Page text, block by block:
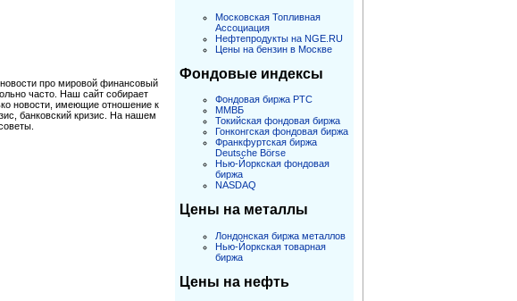
про мировой финансовый
часто. Наш сайт собирает
новости, имеющие отношение к
банковский кризис. На нашем
Московская Топливная
Ассоциация
Нефтепродукты на NGE.RU
Цены на бензин в Москве
Фондовые индексы
Фондовая биржа РТС
ММВБ
Токийская фондовая биржа
Гонконгская фондовая биржа
Франкфуртская биржа
Deutsche Börse
Нью-Йоркская фондовая
биржа
NASDAQ
Цены на металлы
Лондонская биржа металлов
Нью-Йоркская товарная
биржа
Цены на нефть